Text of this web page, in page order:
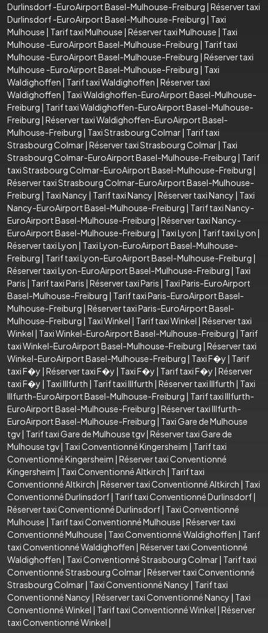
Durlinsdorf -EuroAirport Basel-Mulhouse-Freiburg | Réserver taxi
Durlinsdorf -EuroAirport Basel-Mulhouse-Freiburg | Taxi
Mulhouse | Tarif taxi Mulhouse | Réserver taxi Mulhouse | Taxi
Mulhouse -EuroAirport Basel-Mulhouse-Freiburg | Tarif taxi
Mulhouse -EuroAirport Basel-Mulhouse-Freiburg | Réserver taxi
Mulhouse -EuroAirport Basel-Mulhouse-Freiburg | Taxi
Waldighoffen | Tarif taxi Waldighoffen | Réserver taxi
Waldighoffen | Taxi Waldighoffen-EuroAirport Basel-Mulhouse-
Freiburg | Tarif taxi Waldighoffen-EuroAirport Basel-Mulhouse-
Freiburg | Réserver taxi Waldighoffen-EuroAirport Basel-
Mulhouse-Freiburg | Taxi Strasbourg Colmar| Tarif taxi
Strasbourg Colmar| Réserver taxi Strasbourg Colmar| Taxi
Strasbourg Colmar-EuroAirport Basel-Mulhouse-Freiburg | Tarif
taxi Strasbourg Colmar-EuroAirport Basel-Mulhouse-Freiburg |
Réserver taxi Strasbourg Colmar-EuroAirport Basel-Mulhouse-
Freiburg | Taxi Nancy | Tarif taxi Nancy | Réserver taxi Nancy | Taxi
Nancy-EuroAirport Basel-Mulhouse-Freiburg | Tarif taxi Nancy-
EuroAirport Basel-Mulhouse-Freiburg | Réserver taxi Nancy-
EuroAirport Basel-Mulhouse-Freiburg | Taxi Lyon | Tarif taxi Lyon |
Réserver taxi Lyon | Taxi Lyon-EuroAirport Basel-Mulhouse-
Freiburg | Tarif taxi Lyon-EuroAirport Basel-Mulhouse-Freiburg |
Réserver taxi Lyon-EuroAirport Basel-Mulhouse-Freiburg | Taxi
Paris | Tarif taxi Paris | Réserver taxi Paris | Taxi Paris-EuroAirport
Basel-Mulhouse-Freiburg | Tarif taxi Paris-EuroAirport Basel-
Mulhouse-Freiburg | Réserver taxi Paris-EuroAirport Basel-
Mulhouse-Freiburg | Taxi Winkel | Tarif taxi Winkel | Réserver taxi
Winkel | Taxi Winkel-EuroAirport Basel-Mulhouse-Freiburg | Tarif
taxi Winkel-EuroAirport Basel-Mulhouse-Freiburg | Réserver taxi
Winkel-EuroAirport Basel-Mulhouse-Freiburg | Taxi F�y | Tarif
taxi F�y | Réserver taxi F�y | Taxi F�y | Tarif taxi F�y | Réserver
taxi F�y | Taxi Illfurth | Tarif taxi Illfurth | Réserver taxi Illfurth | Taxi
Illfurth-EuroAirport Basel-Mulhouse-Freiburg | Tarif taxi Illfurth-
EuroAirport Basel-Mulhouse-Freiburg | Réserver taxi Illfurth-
EuroAirport Basel-Mulhouse-Freiburg | Taxi Gare de Mulhouse
tgv| Tarif taxi Gare de Mulhouse tgv| Réserver taxi Gare de
Mulhouse tgv| Taxi Conventionné Kingersheim | Tarif taxi
Conventionné Kingersheim | Réserver taxi Conventionné
Kingersheim | Taxi Conventionné Altkirch | Tarif taxi
Conventionné Altkirch | Réserver taxi Conventionné Altkirch | Taxi
Conventionné Durlinsdorf| Tarif taxi Conventionné Durlinsdorf|
Réserver taxi Conventionné Durlinsdorf| Taxi Conventionné
Mulhouse | Tarif taxi Conventionné Mulhouse | Réserver taxi
Conventionné Mulhouse | Taxi Conventionné Waldighoffen | Tarif
taxi Conventionné Waldighoffen | Réserver taxi Conventionné
Waldighoffen | Taxi Conventionné Strasbourg Colmar| Tarif taxi
Conventionné Strasbourg Colmar| Réserver taxi Conventionné
Strasbourg Colmar| Taxi Conventionné Nancy | Tarif taxi
Conventionné Nancy | Réserver taxi Conventionné Nancy | Taxi
Conventionné Winkel | Tarif taxi Conventionné Winkel | Réserver
taxi Conventionné Winkel |